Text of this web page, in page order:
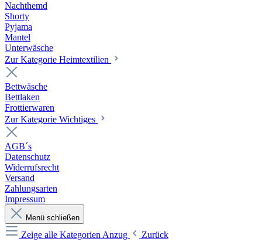
Nachthemd
Shorty
Pyjama
Mantel
Unterwäsche
Zur Kategorie Heimtextilien
Bettwäsche
Bettlaken
Frottierwaren
Zur Kategorie Wichtiges
AGB´s
Datenschutz
Widerrufsrecht
Versand
Zahlungsarten
Impressum
Menü schließen
Zeige alle Kategorien Anzug
Zurück